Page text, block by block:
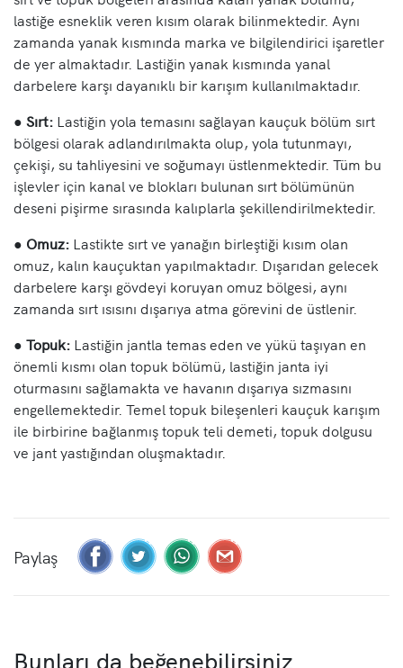
lastiğe esneklik veren kısım olarak bilinmektedir. Aynı
zamanda yanak kısmında marka ve bilgilendirici işaretler
de yer almaktadır. Lastiğin yanak kısmında yanal
darbelere karşı dayanıklı bir karışım kullanılmaktadır.
● Sırt: Lastiğin yola temasını sağlayan kauçuk bölüm sırt
bölgesi olarak adlandırılmakta olup, yola tutunmayı,
çekişi, su tahliyesini ve soğumayı üstlenmektedir. Tüm bu
işlevler için kanal ve blokları bulunan sırt bölümünün
deseni pişirme sırasında kalıplarla şekillendirilmektedir.
● Omuz: Lastikte sırt ve yanağın birleştiği kısım olan
omuz, kalın kauçuktan yapılmaktadır. Dışarıdan gelecek
darbelere karşı gövdeyi koruyan omuz bölgesi, aynı
zamanda sırt ısısını dışarıya atma görevini de üstlenir.
● Topuk: Lastiğin jantla temas eden ve yükü taşıyan en
önemli kısmı olan topuk bölümü, lastiğin janta iyi
oturmasını sağlamakta ve havanın dışarıya sızmasını
engellemektedir. Temel topuk bileşenleri kauçuk karışım
ile birbirine bağlanmış topuk teli demeti, topuk dolgusu
ve jant yastığından oluşmaktadır.
Paylaş
Bunları da beğenebilirsiniz